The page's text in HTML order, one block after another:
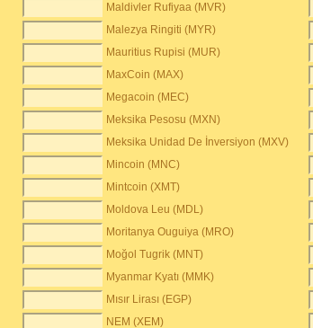
Maldivler Rufiyaa (MVR)
Malezya Ringiti (MYR)
Mauritius Rupisi (MUR)
MaxCoin (MAX)
Megacoin (MEC)
Meksika Pesosu (MXN)
Meksika Unidad De İnversiyon (MXV)
Mincoin (MNC)
Mintcoin (XMT)
Moldova Leu (MDL)
Moritanya Ouguiya (MRO)
Moğol Tugrik (MNT)
Myanmar Kyatı (MMK)
Mısır Lirası (EGP)
NEM (XEM)